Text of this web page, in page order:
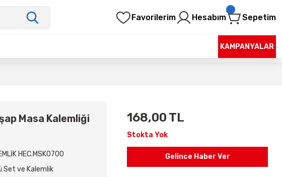
Favorilerim Hesabım Sepetim
KAMPANYALAR
Masa Kalemliği
HEC.MSK0700
Set ve Kalemlik
168,00 TL
Stokta Yok
Gelince Haber Ver